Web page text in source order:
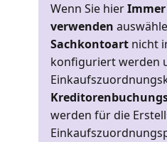
Wenn Sie hier
verwenden
Sachkontoart nicht
konfiguriert werden
werden für die